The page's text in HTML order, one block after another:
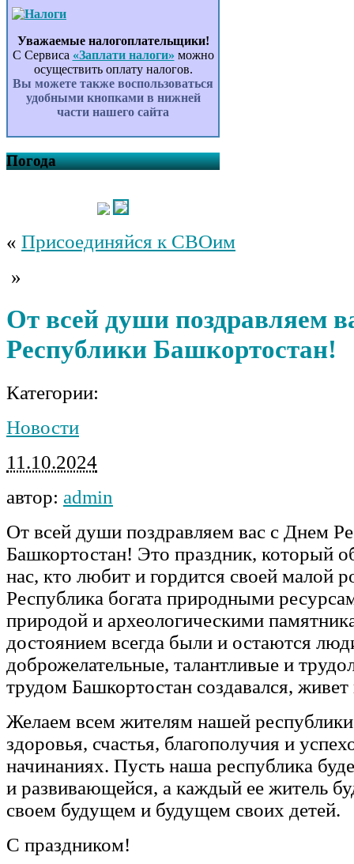
Уважаемые налогоплательщики!
С Сервиса «Заплати налоги» можно
осуществить оплату налогов.
Вы можете также воспользоваться
удобными кнопками в нижней
части нашего сайта
Погода
« Присоединяйся к СВОим
»
От всей души поздравляем
Республики Башкортостан!
Категории:
Новости
11.10.2024
автор: admin
От всей души поздравляем вас с Днем
Башкортостан! Это праздник, который
нас, кто любит и гордится своей малой
Республика богата природными
природой и археологическими
достоянием всегда были и остаются
доброжелательные, талантливые и
трудом Башкортостан создавался, живет
Желаем всем жителям нашей республики
здоровья, счастья, благополучия и
начинаниях. Пусть наша республика
и развивающейся, а каждый ее житель
своем будущем и будущем своих детей.
С праздником!